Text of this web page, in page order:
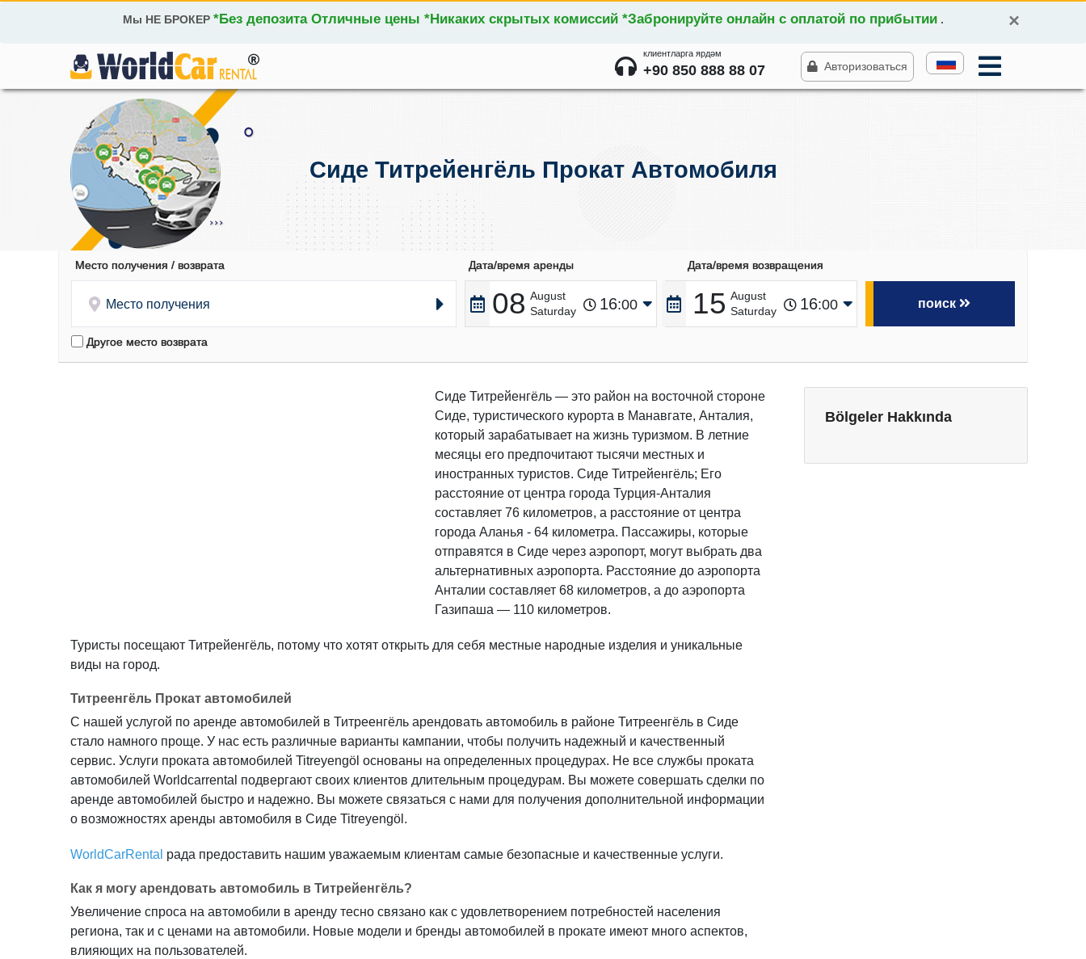
×
Мы НЕ БРОКЕР *Без депозита Отличные цены *Никаких скрытых комиссий *Забронируйте онлайн с оплатой по прибытии .
клиентларга ярдәм
+90 850 888 88 07 Авторизоваться
Сиде Титрейенгёль Прокат Автомобиля
Место получения / возврата
Место получения
Другое место возврата
Дата/время аренды Дата/время возвращения
08 August
Saturday
16:00 15 August
Saturday
16:00 поиск
Сиде Титрейенгёль — это район на восточной стороне
Сиде, туристического курорта в Манавгате, Анталия,
который зарабатывает на жизнь туризмом. В летние
месяцы его предпочитают тысячи местных и
иностранных туристов. Сиде Титрейенгёль; Его
расстояние от центра города Турция-Анталия
составляет 76 километров, а расстояние от центра
города Аланья - 64 километра. Пассажиры, которые
отправятся в Сиде через аэропорт, могут выбрать два
альтернативных аэропорта. Расстояние до аэропорта
Анталии составляет 68 километров, а до аэропорта
Газипаша — 110 километров.
Туристы посещают Титрейенгёль, потому что хотят открыть для себя местные народные изделия и уникальные
виды на город.
Титреенгёль Прокат автомобилей
С нашей услугой по аренде автомобилей в Титреенгёль арендовать автомобиль в районе Титреенгёль в Сиде
стало намного проще. У нас есть различные варианты кампании, чтобы получить надежный и качественный
сервис. Услуги проката автомобилей Titreyengöl основаны на определенных процедурах. Не все службы проката
автомобилей Worldcarrental подвергают своих клиентов длительным процедурам. Вы можете совершать сделки по
аренде автомобилей быстро и надежно. Вы можете связаться с нами для получения дополнительной информации
о возможностях аренды автомобиля в Сиде Titreyengöl.
WorldCarRental рада предоставить нашим уважаемым клиентам самые безопасные и качественные услуги.
Как я могу арендовать автомобиль в Титрейенгёль?
Увеличение спроса на автомобили в аренду тесно связано как с удовлетворением потребностей населения
региона, так и с ценами на автомобили. Новые модели и бренды автомобилей в прокате имеют много аспектов,
влияющих на пользователей.
Bölgeler Hakkında